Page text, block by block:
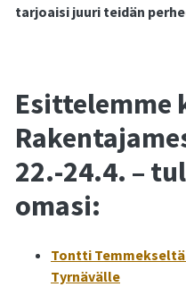
tarjoaisi juuri teidän
Esittelemme
22.-24.4. –
omasi:
Tontti
Tyrnävälle